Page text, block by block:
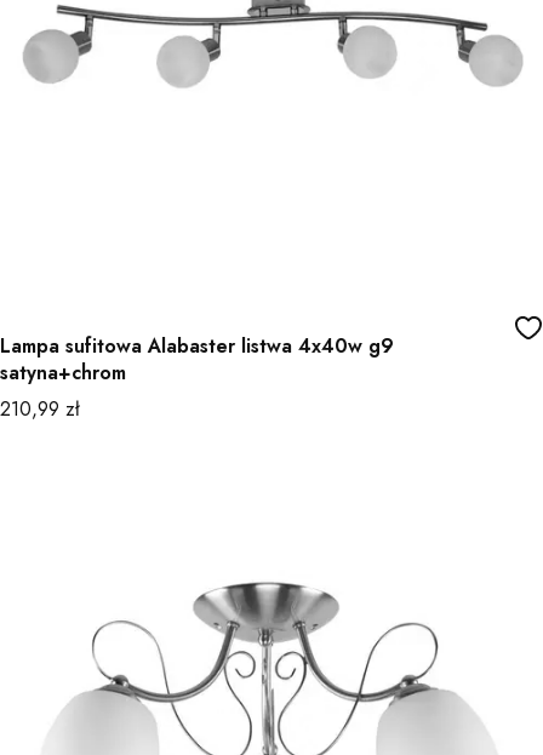
Lampa sufitowa Alabaster listwa 4x40w g9
satyna+chrom
Cena
210,99 zł